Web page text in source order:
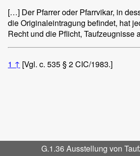
G.1.36 Ausstellung von
[…] Der Pfarrer oder Pfarrvikar, in
die Originaleintragung befindet, hat
Recht und die Pflicht, Taufzeugnisse
1 ↑ [Vgl. c. 535 § 2 CIC/1983.]